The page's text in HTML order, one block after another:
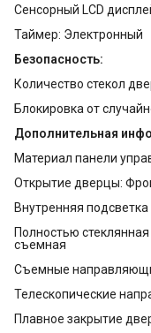
Сенсорный LCD
Таймер: Электронный
Безопасность:
Количество стекол
Блокировка от
Дополнительная
Материал панели
Открытие дверцы:
Внутренняя
Полностью
съемная
Съемные
Телескопические
Плавное закрытие